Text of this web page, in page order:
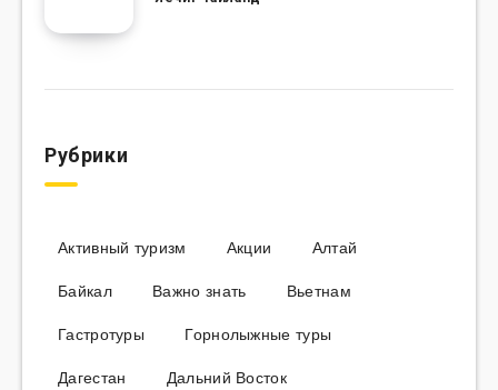
Рубрики
Активный туризм Акции
Алтай
Байкал
Важно знать
Вьетнам
Гастротуры
Горнолыжные туры
Дагестан
Дальний Восток